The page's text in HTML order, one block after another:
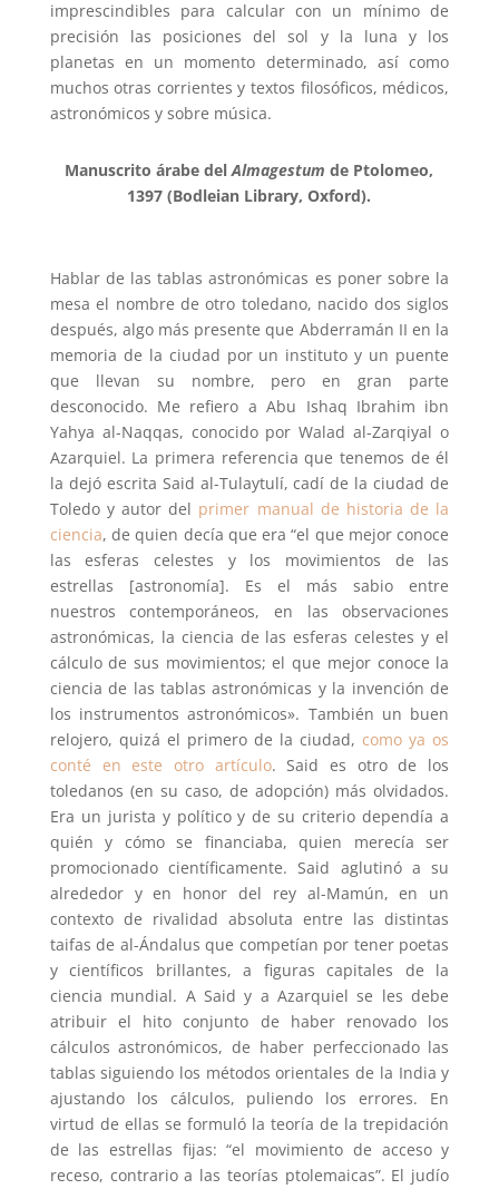
imprescindibles para calcular con un mínimo de
precisión las posiciones del sol y la luna y los
planetas en un momento determinado, así como
muchos otras corrientes y textos filosóficos, médicos,
astronómicos y sobre música.
Manuscrito árabe delAlmagestum de Ptolomeo,
1397 (Bodleian Library, Oxford).
Hablar de las tablas astronómicas es poner sobre la
mesa el nombre de otro toledano, nacido dos siglos
después, algo más presente que Abderramán II en la
memoria de la ciudad por un instituto y un puente
que llevan su nombre, pero en gran parte
desconocido. Me refiero a Abu Ishaq Ibrahim ibn
Yahya al-Naqqas, conocido por Walad al-Zarqiyal o
Azarquiel. La primera referencia que tenemos de él
la dejó escrita Said al-Tulaytulí, cadí de la ciudad de
Toledo y autor del primer manual de historia de la
ciencia, de quien decía que era “el que mejor conoce
las esferas celestes y los movimientos de las
estrellas [astronomía]. Es el más sabio entre
nuestros contemporáneos, en las observaciones
astronómicas, la ciencia de las esferas celestes y el
cálculo de sus movimientos; el que mejor conoce la
ciencia de las tablas astronómicas y la invención de
los instrumentos astronómicos». También un buen
relojero, quizá el primero de la ciudad, como ya os
conté en este otro artículo. Said es otro de los
toledanos (en su caso, de adopción) más olvidados.
Era un jurista y político y de su criterio dependía a
quién y cómo se financiaba, quien merecía ser
promocionado científicamente. Said aglutinó a su
alrededor y en honor del rey al-Mamún, en un
contexto de rivalidad absoluta entre las distintas
taifas de al-Ándalus que competían por tener poetas
y científicos brillantes, a figuras capitales de la
ciencia mundial. A Said y a Azarquiel se les debe
atribuir el hito conjunto de haber renovado los
cálculos astronómicos, de haber perfeccionado las
tablas siguiendo los métodos orientales de la India y
ajustando los cálculos, puliendo los errores. En
virtud de ellas se formuló la teoría de la trepidación
de las estrellas fijas: “el movimiento de acceso y
receso, contrario a las teorías ptolemaicas”. El judío